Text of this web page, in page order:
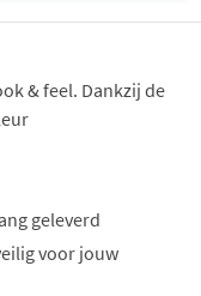
& feel. Dankzij de
geleverd
voor jouw